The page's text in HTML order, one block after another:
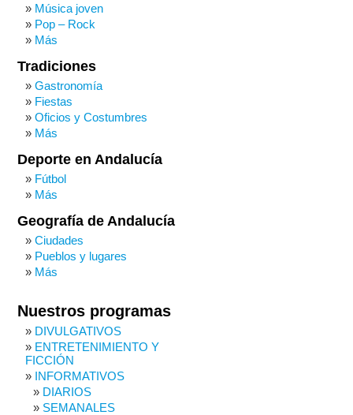
Música joven
Pop – Rock
Más
Tradiciones
Gastronomía
Fiestas
Oficios y Costumbres
Más
Deporte en Andalucía
Fútbol
Más
Geografía de Andalucía
Ciudades
Pueblos y lugares
Más
Nuestros programas
DIVULGATIVOS
ENTRETENIMIENTO Y
FICCIÓN
INFORMATIVOS
DIARIOS
SEMANALES